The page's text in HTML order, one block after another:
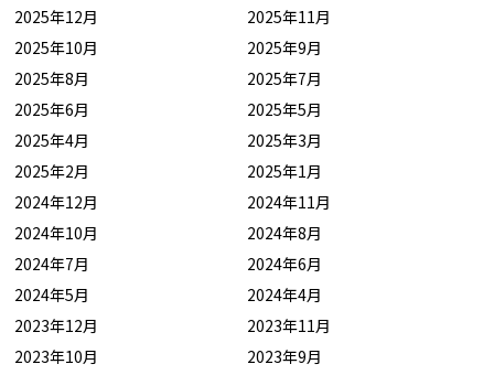
2025年12月
2025年11月
2025年10月
2025年9月
2025年8月
2025年7月
2025年6月
2025年5月
2025年4月
2025年3月
2025年2月
2025年1月
2024年12月
2024年11月
2024年10月
2024年8月
2024年7月
2024年6月
2024年5月
2024年4月
2023年12月
2023年11月
2023年10月
2023年9月